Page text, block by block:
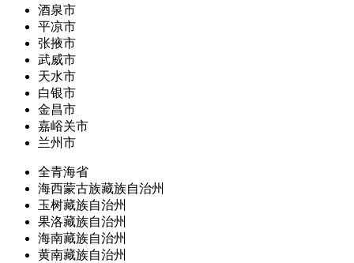
酒泉市
平凉市
张掖市
武威市
天水市
白银市
金昌市
嘉峪关市
兰州市
全青海省
海西蒙古族藏族自治州
玉树藏族自治州
果洛藏族自治州
海南藏族自治州
黄南藏族自治州